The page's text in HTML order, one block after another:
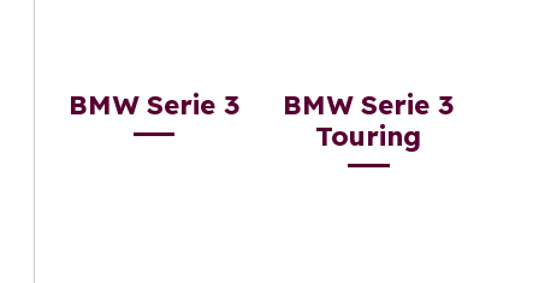
BMW Serie 3
BMW Serie 3
Touring